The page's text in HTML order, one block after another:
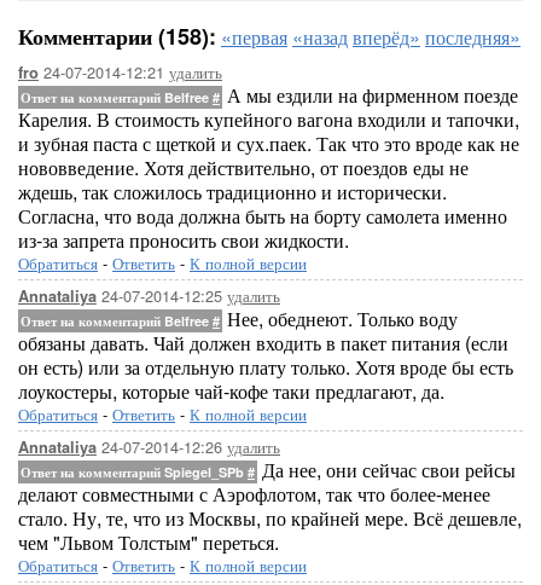
Комментарии (158): «первая «назадвперёд» последняя»
fro 24-07-2014-12:21 удалить
Ответ на комментарий Belfree # А мы ездили на фирменном поезде
Карелия. В стоимость купейного вагона входили и тапочки,
и зубная паста с щеткой и сух.паек. Так что это вроде как не
нововведение. Хотя действительно, от поездов еды не
ждешь, так сложилось традиционно и исторически.
Согласна, что вода должна быть на борту самолета именно
из-за запрета проносить свои жидкости.
Обратиться - Ответить - К полной версии
Annataliya 24-07-2014-12:25 удалить
Ответ на комментарий Belfree # Нее, обеднеют. Только воду
обязаны давать. Чай должен входить в пакет питания (если
он есть) или за отдельную плату только. Хотя вроде бы есть
лоукостеры, которые чай-кофе таки предлагают, да.
Обратиться - Ответить - К полной версии
Annataliya 24-07-2014-12:26 удалить
Ответ на комментарий Spiegel_SPb # Да нее, они сейчас свои рейсы
делают совместными с Аэрофлотом, так что более-менее
стало. Ну, те, что из Москвы, по крайней мере. Всё дешевле,
чем "Львом Толстым" переться.
Обратиться - Ответить - К полной версии